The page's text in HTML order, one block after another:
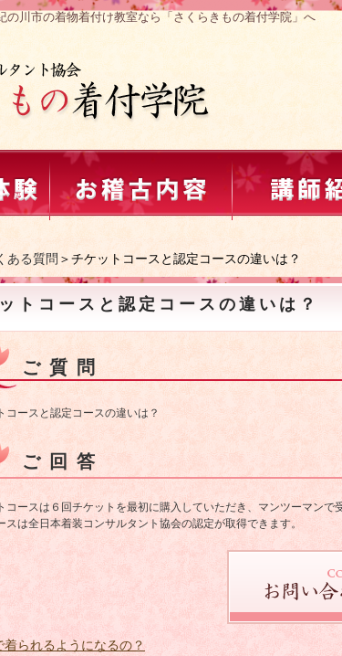
の川市の着物着付け教室なら「さくらきもの着付学院」へ
ある質問 ＞チケットコースと認定コースの違いは？
トコースと認定コースの違いは？
ご質問
コースと認定コースの違いは？
ご回答
コースは６回チケットを最初に購入していただき、マンツーマンで
スは全日本着装コンサルタント協会の認定が取得できます。
着られるようになるの？